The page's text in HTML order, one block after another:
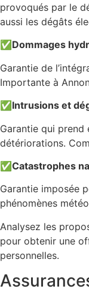
provoqués par le
aussi les dégâts
✅ Dommages
Garantie de
Importante à
✅ Intrusions et
Garantie qui
détériorations.
✅Catastrophes
Garantie imposée
phénomènes
Analysez les
pour obtenir une
personnelles.